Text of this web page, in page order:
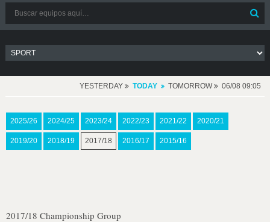
YESTERDAY TODAY TOMORROW 06/08 09:05
2025/26 2024/25 2023/24 2022/23 2021/22 2020/21
2019/20 2018/19 2017/18 2016/17 2015/16
2017/18 Championship Group